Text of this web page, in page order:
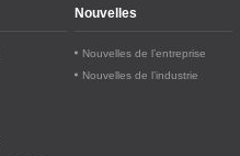
Nouvelles
Nouvelles de l’entreprise
Nouvelles de l’industrie